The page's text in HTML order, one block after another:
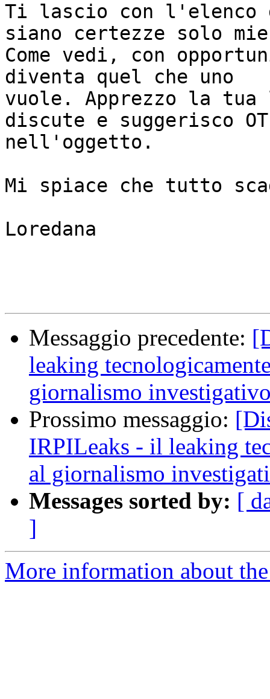
Ti lascio con l'elenco
siano certezze solo
Come vedi, con
diventa quel che uno
vuole. Apprezzo la tua
discute e suggerisco OT
nell'oggetto.
Mi spiace che tutto
Loredana
Messaggio precedente:
leaking
giornalismo
Prossimo messaggio:
IRPILeaks - il leaking
al giornalismo
Messages sorted by: [
]
More information about